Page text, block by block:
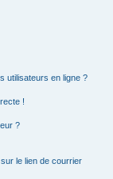
utilisateurs en ligne ?
!
?
le lien de courrier